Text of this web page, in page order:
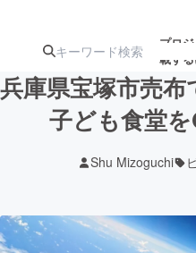
プロ
載す
ターン
ジェクト
アート・写真
兵庫県宝塚市売布
子ども食堂
Shu Mizoguchi